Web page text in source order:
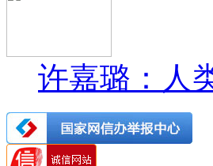
许嘉璐：人